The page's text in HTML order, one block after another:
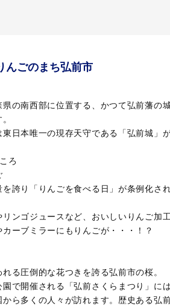
んごのまち弘前市
県の南西部に位置する、かつて弘前藩の
日本唯一の現存天守である「弘前城」が
ろ
を誇り「りんごを食べる日」が条例化さ
リンゴジュースなど、おいしいりんご加
ーブミラーにもりんごが・・・！？
る圧倒的な花つきを誇る弘前市の桜。
で開催される「弘前さくらまつり」に
から多くの人々が訪れます。歴史ある弘